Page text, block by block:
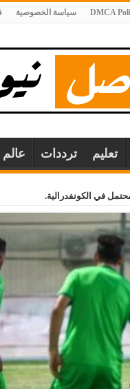
سياسة الخصوصية
تعليم ترددات عالم
في الكونفدرالية.